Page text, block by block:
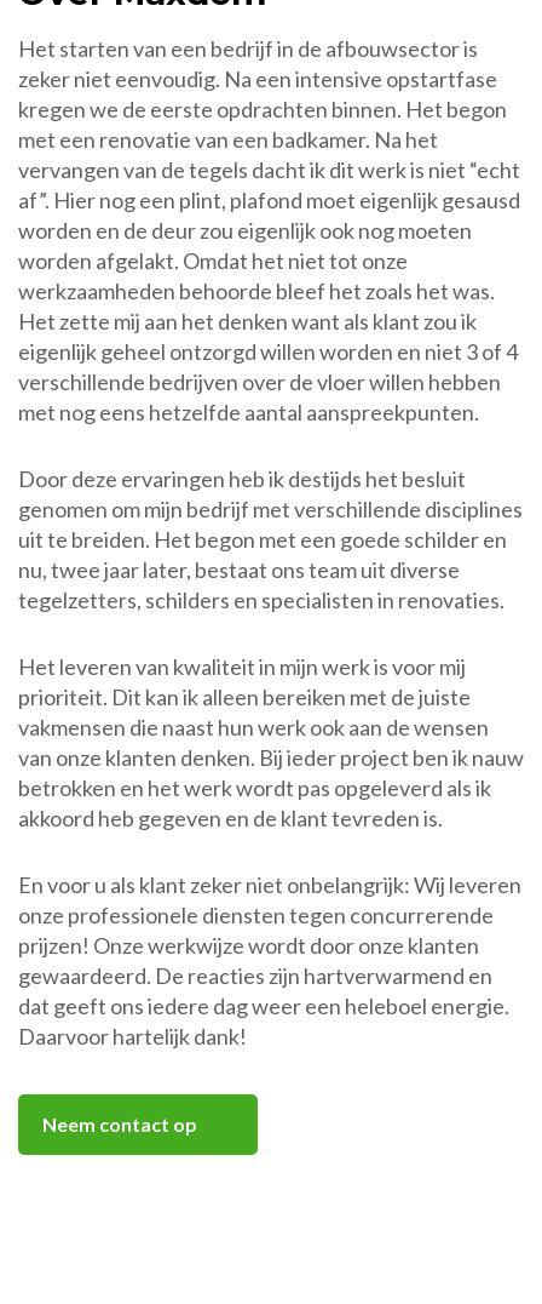
Het starten van een bedrijf in de afbouwsector is
zeker niet eenvoudig. Na een intensive opstartfase
kregen we de eerste opdrachten binnen. Het begon
met een renovatie van een badkamer. Na het
vervangen van de tegels dacht ik dit werk is niet “echt
af”. Hier nog een plint, plafond moet eigenlijk gesausd
worden en de deur zou eigenlijk ook nog moeten
worden afgelakt. Omdat het niet tot onze
werkzaamheden behoorde bleef het zoals het was.
Het zette mij aan het denken want als klant zou ik
eigenlijk geheel ontzorgd willen worden en niet 3 of 4
verschillende bedrijven over de vloer willen hebben
met nog eens hetzelfde aantal aanspreekpunten.
Door deze ervaringen heb ik destijds het besluit
genomen om mijn bedrijf met verschillende disciplines
uit te breiden. Het begon met een goede schilder en
nu, twee jaar later, bestaat ons team uit diverse
tegelzetters, schilders en specialisten in renovaties.
Het leveren van kwaliteit in mijn werk is voor mij
prioriteit. Dit kan ik alleen bereiken met de juiste
vakmensen die naast hun werk ook aan de wensen
van onze klanten denken. Bij ieder project ben ik nauw
betrokken en het werk wordt pas opgeleverd als ik
akkoord heb gegeven en de klant tevreden is.
En voor u als klant zeker niet onbelangrijk: Wij leveren
onze professionele diensten tegen concurrerende
prijzen! Onze werkwijze wordt door onze klanten
gewaardeerd. De reacties zijn hartverwarmend en
dat geeft ons iedere dag weer een heleboel energie.
Daarvoor hartelijk dank!
Neem contact op